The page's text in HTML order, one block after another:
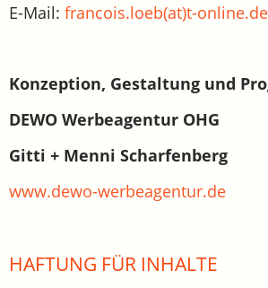
E-Mail:francois.loeb(at)t-online.de
Konzeption, Gestaltung und
DEWO Werbeagentur OHG
Gitti + Menni Scharfenberg
www.dewo-werbeagentur.de
HAFTUNG FÜR INHALTE